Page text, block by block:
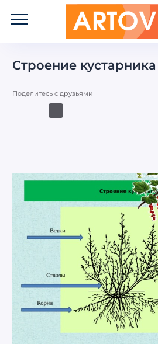
Строение кустарника
Поделитесь с друзьями